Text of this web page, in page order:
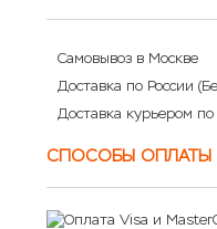
Самовывоз в Москве
Доставка по России
Доставка курьером
СПОСОБЫ ОПЛАТЫ